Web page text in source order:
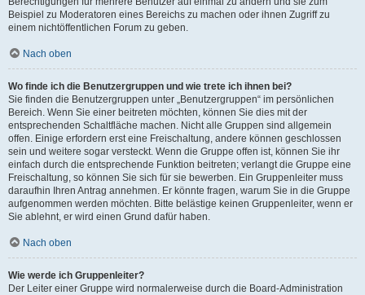
Beispiel zu Moderatoren eines Bereichs zu machen oder ihnen Zugriff zu
einem nichtöffentlichen Forum zu geben.
Nach oben
Wo finde ich die Benutzergruppen und wie trete ich ihnen bei?
Sie finden die Benutzergruppen unter „Benutzergruppen“ im persönlichen
Bereich. Wenn Sie einer beitreten möchten, können Sie dies mit der
entsprechenden Schaltfläche machen. Nicht alle Gruppen sind allgemein
offen. Einige erfordern erst eine Freischaltung, andere können geschlossen
sein und weitere sogar versteckt. Wenn die Gruppe offen ist, können Sie ihr
einfach durch die entsprechende Funktion beitreten; verlangt die Gruppe eine
Freischaltung, so können Sie sich für sie bewerben. Ein Gruppenleiter muss
daraufhin Ihren Antrag annehmen. Er könnte fragen, warum Sie in die Gruppe
aufgenommen werden möchten. Bitte belästige keinen Gruppenleiter, wenn er
Sie ablehnt, er wird einen Grund dafür haben.
Nach oben
Wie werde ich Gruppenleiter?
Der Leiter einer Gruppe wird normalerweise durch die Board-Administration